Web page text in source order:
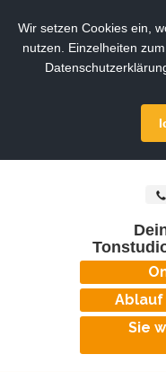
Wir setzen Cookies ein,
nutzen. Einzelheiten
Sie